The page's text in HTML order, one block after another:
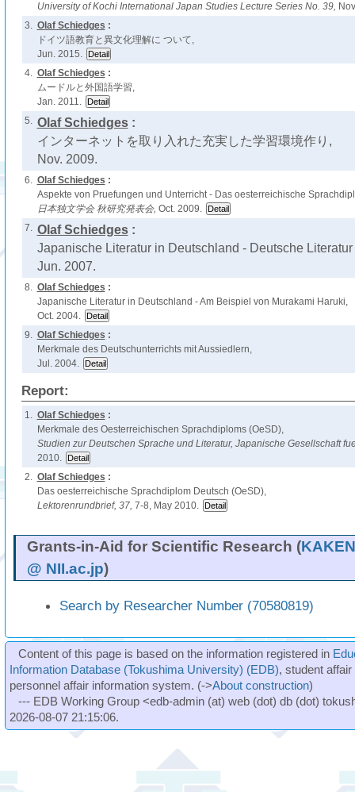
University of Kochi International Japan Studies Lecture Series No. 39,
3. Olaf Schiedges :
ドイツ語教育と異文化理解に ついて,
Jun. 2015.
4. Olaf Schiedges :
ムードルと外国語学習,
Jan. 2011.
5. Olaf Schiedges:
インターネットを取り入れた充実した学習環境作り,
Nov. 2009.
6. Olaf Schiedges :
Aspekte von Pruefungen und Unterricht - Das oesterreichische
日本独文学会 秋研究発表会, Oct. 2009.
7. Olaf Schiedges:
Japanische Literatur in Deutschland - Deutsche
Jun. 2007.
8. Olaf Schiedges :
Japanische Literatur in Deutschland - Am Beispiel von Murakami Haruki,
Oct. 2004.
9. Olaf Schiedges :
Merkmale des Deutschunterrichts mit Aussiedlern,
Jul. 2004.
Report:
1. Olaf Schiedges :
Merkmale des Oesterreichischen Sprachdiploms (OeSD),
Studien zur Deutschen Sprache und Literatur, Japanische Gesellschaft
2010.
2. Olaf Schiedges :
Das oesterreichische Sprachdiplom Deutsch (OeSD),
Lektorenrundbrief, 37, 7-8, May 2010.
Grants-in-Aid for Scientific Research (
@ NII.ac.jp)
Search by Researcher Number (70580819)
Content of this page is based on the information registered in
Information Database (Tokushima University) (EDB), student
personnel affair information system. (->About construction)
--- EDB Working Group <edb-admin (at) web (dot) db (dot)
2026-08-07 21:15:06.